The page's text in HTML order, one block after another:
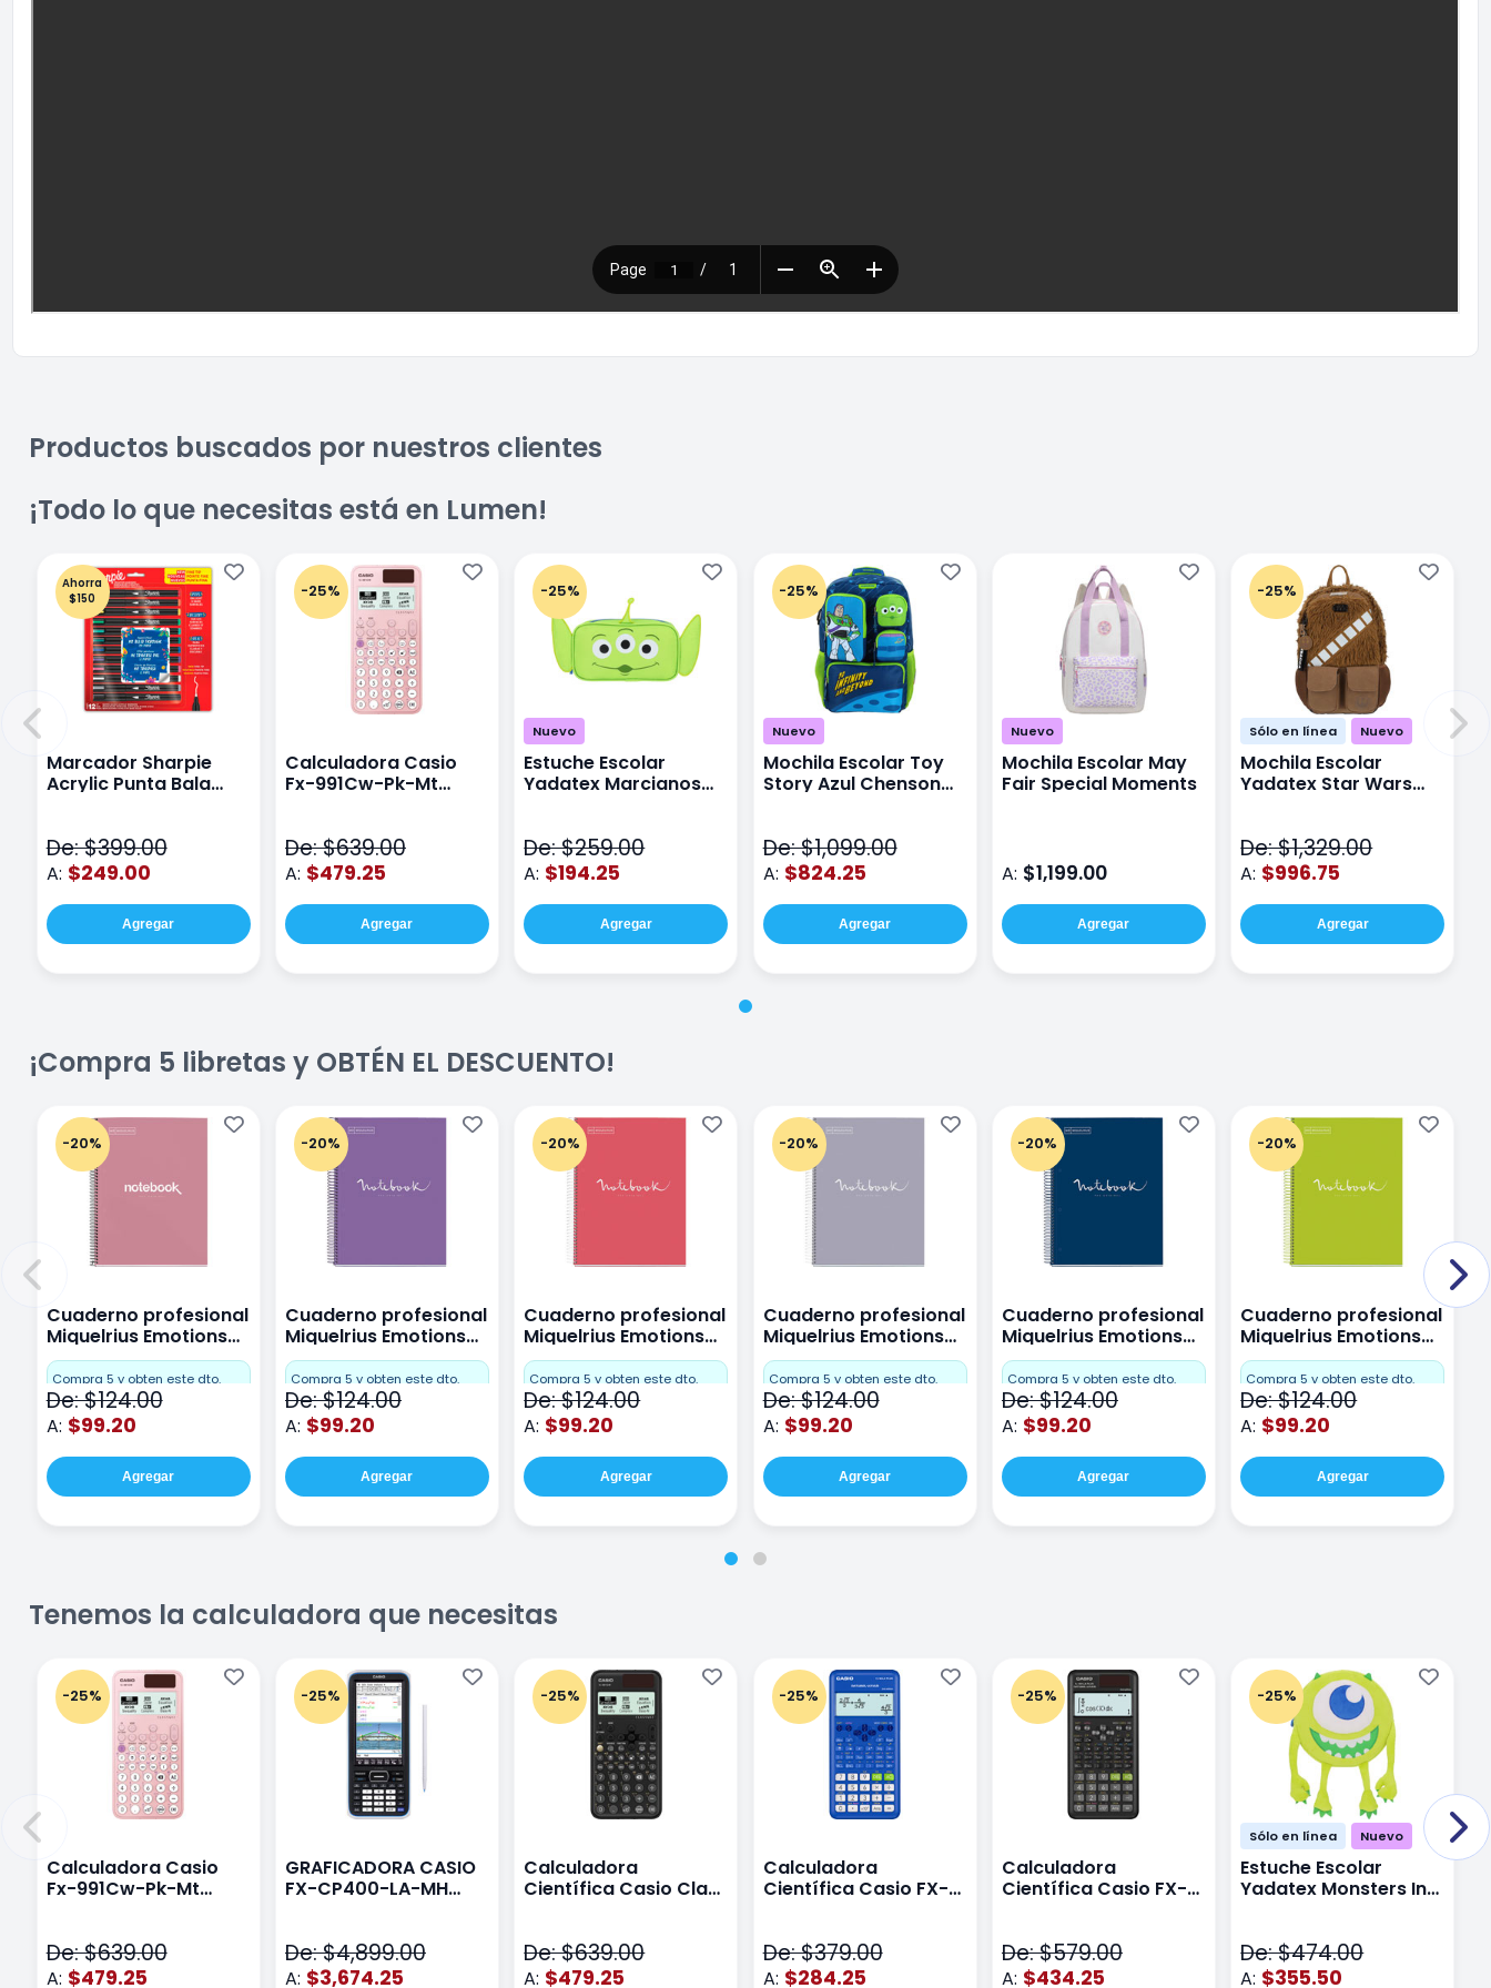
Productos buscados por nuestros clientes
¡Todo lo que necesitas está en Lumen!
Ahorra
$150
Marcador Sharpie
Acrylic Punta Bala
De: $399.00
A: $249.00
Agregar
-25%
Calculadora Casio
Fx-991Cw-Pk-Mt
De: $639.00
A: $479.25
Agregar
-25%
Nuevo
Estuche Escolar
Yadatex Marcianos
De: $259.00
A: $194.25
Agregar
-25%
Nuevo
Mochila Escolar Toy
Story Azul Chenson
De: $1,099.00
A: $824.25
Agregar
Nuevo
Mochila Escolar May
Fair Special Moments
A: $1,199.00
Agregar
-25%
Sólo en línea Nuevo
Mochila Escolar
Yadatex Star Wars
De: $1,329.00
A: $996.75
Agregar
¡Compra 5 libretas y OBTÉN EL DESCUENTO!
-20%
Cuaderno profesional
Miquelrius Emotions
Cuadro Chico 80
hojas Rosa
Compra 5 y obten este dto.
De: $124.00
A: $99.20
Agregar
-20%
Cuaderno profesional
Miquelrius Emotions
raya 80 hojas Purpura
Compra 5 y obten este dto.
De: $124.00
A: $99.20
Agregar
-20%
Cuaderno profesional
Miquelrius Emotions
raya 80 hojas Coral
Compra 5 y obten este dto.
De: $124.00
A: $99.20
Agregar
-20%
Cuaderno profesional
Miquelrius Emotions
raya 80 hojas Gris
Compra 5 y obten este dto.
De: $124.00
A: $99.20
Agregar
-20%
Cuaderno profesional
Miquelrius Emotions
Dots 80 hojas
Compra 5 y obten este dto.
De: $124.00
A: $99.20
Agregar
-20%
Cuaderno profesional
Miquelrius Emotions
Dots 80 hojas Lima
Compra 5 y obten este dto.
De: $124.00
A: $99.20
Agregar
Tenemos la calculadora que necesitas
-25%
Calculadora Casio
Fx-991Cw-Pk-Mt
De: $639.00
A: $479.25
-25%
GRAFICADORA CASIO
FX-CP400-LA-MH
De: $4,899.00
A: $3,674.25
-25%
Calculadora
Científica Casio Class
De: $639.00
A: $479.25
-25%
Calculadora
Científica Casio FX-
De: $379.00
A: $284.25
-25%
Calculadora
Científica Casio FX-
De: $579.00
A: $434.25
-25%
Sólo en línea Nuevo
Estuche Escolar
Yadatex Monsters Inc
De: $474.00
A: $355.50